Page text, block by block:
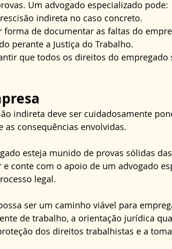
Um advogado especializado pode:
indireta no caso concreto.
de documentar as faltas do
perante a Justiça do Trabalho.
que todos os direitos do empregado
indireta deve ser cuidadosamente
as consequências envolvidas.
esteja munido de provas sólidas
conte com o apoio de um advogado
legal.
ser um caminho viável para
de trabalho, a orientação jurídica
dos direitos trabalhistas e a